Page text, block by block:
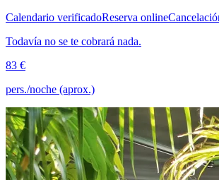
Calendario verificadoReserva online
Todavía no se te cobrará nada.
83 €
pers./noche (aprox.)